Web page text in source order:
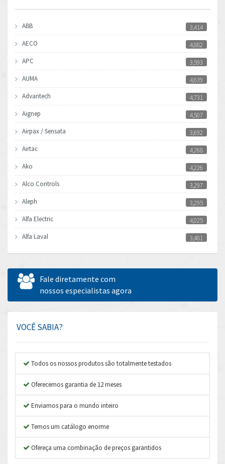
ABB
3,414
AECO
4,882
APC
3,593
AUMA
4,639
Advantech
4,731
Aignep
4,507
Airpax / Sensata
3,692
Airtac
4,268
Ako
4,226
Alco Controls
3,297
Aleph
3,295
Alfa Electric
4,025
Alfa Laval
3,481
Allen Bradley
4,544
Allen West
Amperite
Amplicon Liveline
Apex Dynamics
Asco Numatics
Atos
4,205
Aventics
B&R
Fale diretamente com
nossos especialistas agora
VOCÊ SABIA?
Todos os nossos produtos são totalmente testados
Oferecemos garantia de 12 meses
Enviamos para o mundo inteiro
Temos um catálogo enorme
Ofereça uma combinação de preços garantidos